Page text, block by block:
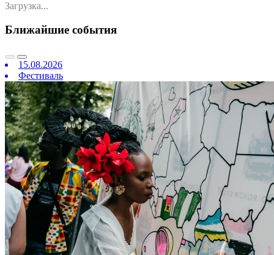
Загрузка...
Ближайшие события
15.08.2026
Фестиваль